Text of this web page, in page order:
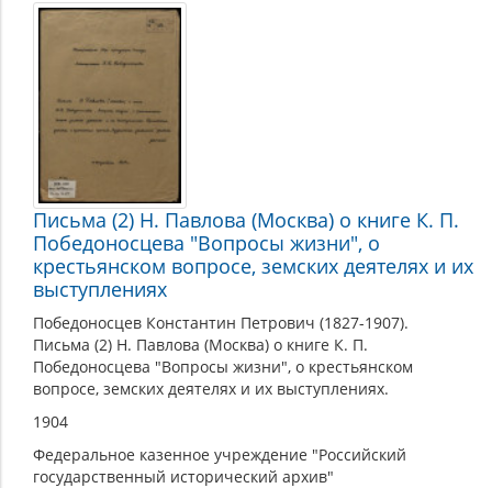
Письма (2) Н. Павлова (Москва) о книге К. П.
Победоносцева "Вопросы жизни", о
крестьянском вопросе, земских деятелях и их
выступлениях
Победоносцев Константин Петрович (1827-1907).
Письма (2) Н. Павлова (Москва) о книге К. П.
Победоносцева "Вопросы жизни", о крестьянском
вопросе, земских деятелях и их выступлениях.
1904
Федеральное казенное учреждение "Российский
государственный исторический архив"